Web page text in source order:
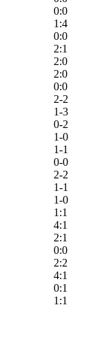
0:0
1:4
0:0
2:1
2:0
2:0
0:0
2-2
1-3
0-2
1-0
1-1
0-0
2-2
1-1
1-0
1:1
4:1
2:1
0:0
2:2
4:1
0:1
1:1